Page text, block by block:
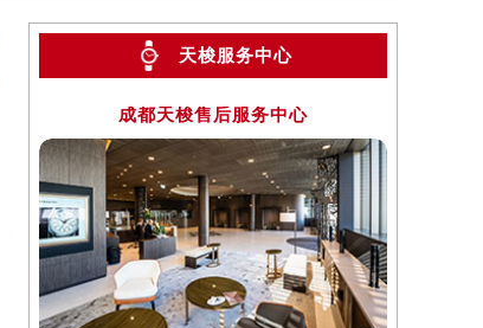
天梭服务中心
成都天梭售后服务中心